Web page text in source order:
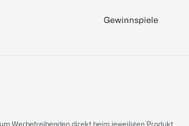
Gewinnspiele
Werbetreibenden direkt beim jeweiligen Produkt.